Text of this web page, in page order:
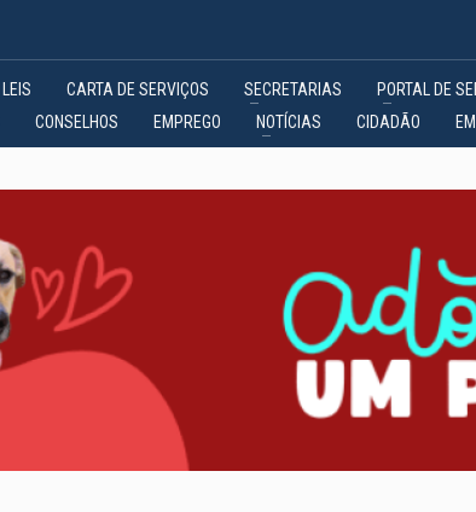
LEIS CARTA DE SERVIÇOS SECRETARIAS PORTAL DE
CONSELHOS EMPREGO NOTÍCIAS CIDADÃO